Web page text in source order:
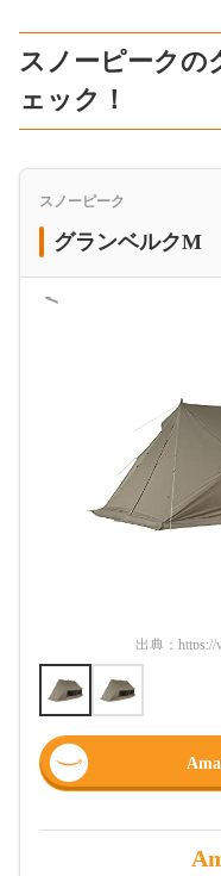
スノーピーク
ェック！
スノーピーク
グランベルクM
＜
出典： https://